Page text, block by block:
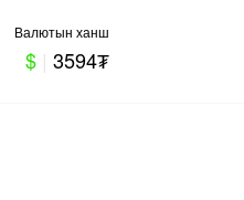
Валютын ханш
$ | 3594₮